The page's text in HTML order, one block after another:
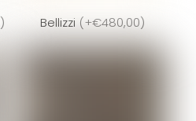
) Bellizzi (+€480,00)